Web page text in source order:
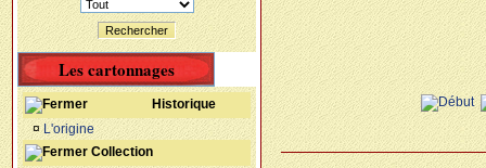
Rechercher
Les cartonnages
Historique
¤L'origine
Collection